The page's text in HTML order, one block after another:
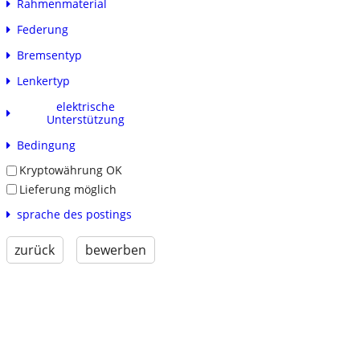
Rahmenmaterial
Federung
Bremsentyp
Lenkertyp
elektrische
Unterstützung
Bedingung
Kryptowährung OK
Lieferung möglich
sprache des postings
zurück bewerben